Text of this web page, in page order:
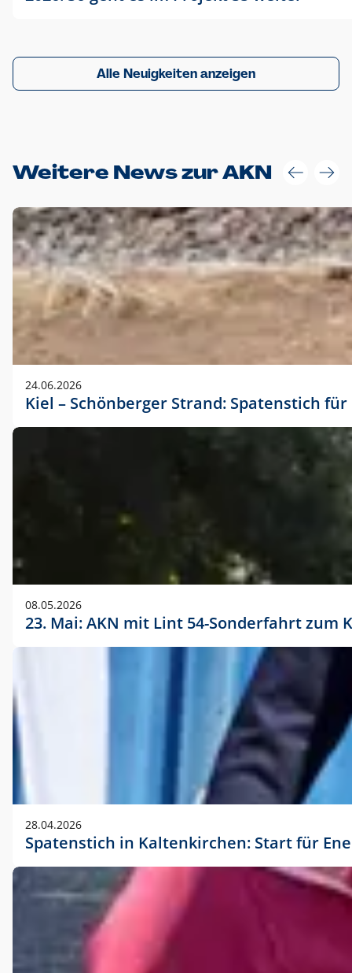
Alle Neuigkeiten anzeigen
Weitere News zur AKN
24.06.2026
Kiel – Schönberger Strand: Spatenstich
08.05.2026
23. Mai: AKN mit Lint 54-Sonderfahrt
28.04.2026
Spatenstich in Kaltenkirchen: Start für